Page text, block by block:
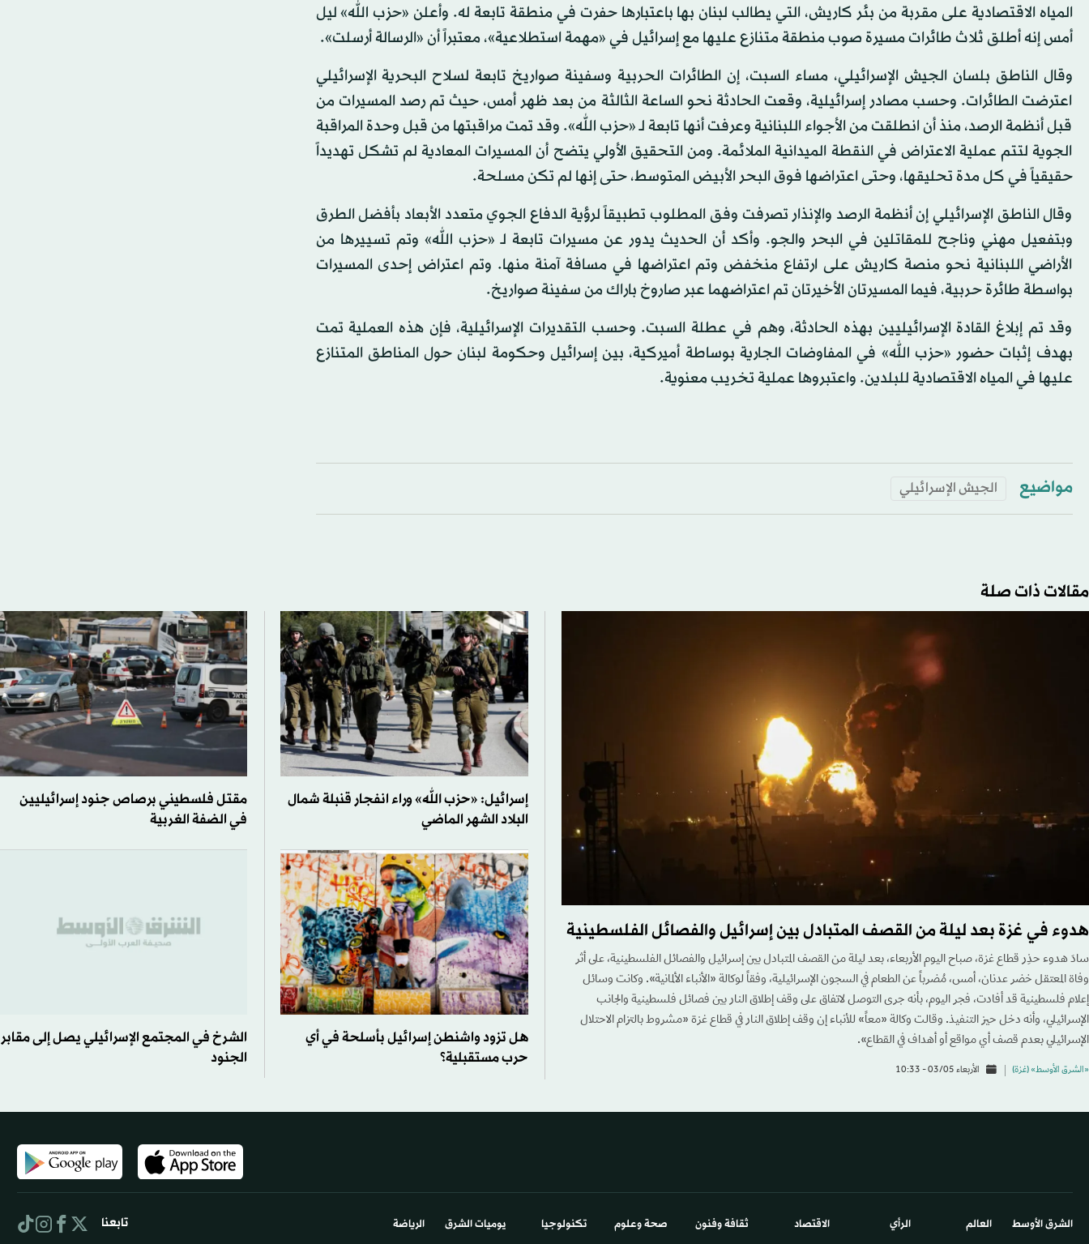
المياه الاقتصادية على مقربة من بئر كاريش، التي يطالب لبنان بها باعتبارها حفرت في منطقة تابعة له. وأعلن «حزب الله» ليل
أمس إنه أطلق ثلاث طائرات مسيرة صوب منطقة متنازع عليها مع إسرائيل في «مهمة استطلاعية»، معتبراً أن «الرسالة أرسلت».
وقال الناطق بلسان الجيش الإسرائيلي، مساء السبت، إن الطائرات الحربية وسفينة صواريخ تابعة لسلاح البحرية الإسرائيلي
اعترضت الطائرات. وحسب مصادر إسرائيلية، وقعت الحادثة نحو الساعة الثالثة من بعد ظهر أمس، حيث تم رصد المسيرات من
قبل أنظمة الرصد، منذ أن انطلقت من الأجواء اللبنانية وعرفت أنها تابعة لـ «حزب الله». وقد تمت مراقبتها من قبل وحدة المراقبة
الجوية لتتم عملية الاعتراض في النقطة الميدانية الملائمة. ومن التحقيق الأولي يتضح أن المسيرات المعادية لم تشكل تهديداً
حقيقياً في كل مدة تحليقها، وحتى اعتراضها فوق البحر الأبيض المتوسط، حتى إنها لم تكن مسلحة.
وقال الناطق الإسرائيلي إن أنظمة الرصد والإنذار تصرفت وفق المطلوب تطبيقاً لرؤية الدفاع الجوي متعدد الأبعاد بأفضل الطرق
وبتفعيل مهني وناجح للمقاتلين في البحر والجو. وأكد أن الحديث يدور عن مسيرات تابعة لـ «حزب الله» وتم تسييرها من
الأراضي اللبنانية نحو منصة كاريش على ارتفاع منخفض وتم اعتراضها في مسافة آمنة منها. وتم اعتراض إحدى المسيرات
بواسطة طائرة حربية، فيما المسيرتان الأخيرتان تم اعتراضهما عبر صاروخ باراك من سفينة صواريخ.
وقد تم إبلاغ القادة الإسرائيليين بهذه الحادثة، وهم في عطلة السبت. وحسب التقديرات الإسرائيلية، فإن هذه العملية تمت
بهدف إثبات حضور «حزب الله» في المفاوضات الجارية بوساطة أميركية، بين إسرائيل وحكومة لبنان حول المناطق المتنازع
عليها في المياه الاقتصادية للبلدين. واعتبروها عملية تخريب معنوية.
مواضيع الجيش الإسرائيلي
مقالات ذات صلة
هدوء في غزة بعد ليلة من القصف المتبادل بين إسرائيل والفصائل الفلسطينية
سادَ هدوء حذِر قطاع غزة، صباح اليوم الأربعاء، بعد ليلة من القصف المتبادل بين إسرائيل والفصائل الفلسطينية، على أثر
وفاة المعتقل خضر عدنان، أمس، مُضرباً عن الطعام في السجون الإسرائيلية، وفقاً لوكالة «الأنباء الألمانية». وكانت وسائل
إعلام فلسطينية قد أفادت، فجر اليوم، بأنه جرى التوصل لاتفاق على وقف إطلاق النار بين فصائل فلسطينية والجانب
الإسرائيلي، وأنه دخل حيز التنفيذ. وقالت وكالة «معاً» للأنباء إن وقف إطلاق النار في قطاع غزة «مشروط بالتزام الاحتلال
الإسرائيلي بعدم قصف أي مواقع أو أهداف في القطاع».
«الشرق الأوسط» (غزة) الأربعاء 03/05 - 10:33
إسرائيل: «حزب الله» وراء انفجار قنبلة شمال
البلاد الشهر الماضي
مقتل فلسطيني برصاص جنود إسرائيليين
في الضفة الغربية
هل تزود واشنطن إسرائيل بأسلحة في أي
حرب مستقبلية؟
الشرخ في المجتمع الإسرائيلي يصل إلى مقابر
الجنود
الشرق الأوسط​ العالم الرأي الاقتصاد ثقافة وفنون صحة وعلوم تكنولوجيا يوميات الشرق​ الرياضة تابعنا